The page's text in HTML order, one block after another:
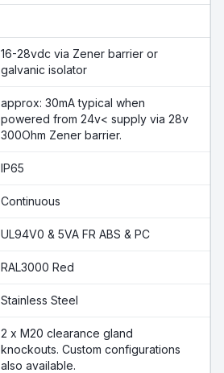
16-28vdc via Zener barrier or
galvanic isolator
approx: 30mA typical when
powered from 24v< supply via 28v
300Ohm Zener barrier.
IP65
Continuous
UL94V0 & 5VA FR ABS & PC
RAL3000 Red
Stainless Steel
2 x M20 clearance gland
knockouts. Custom configurations
also available.